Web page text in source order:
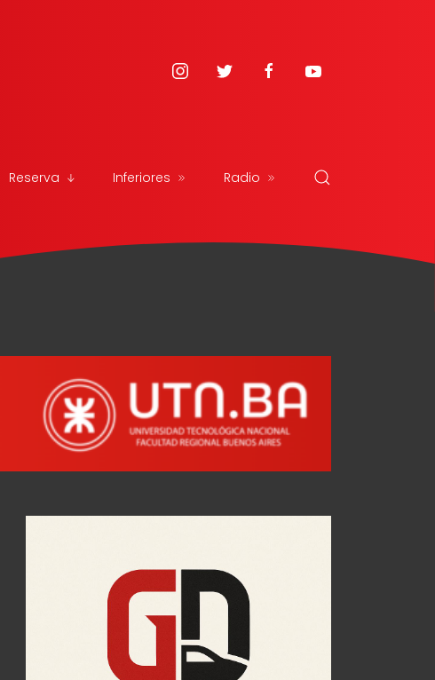
Reserva Inferiores Radio